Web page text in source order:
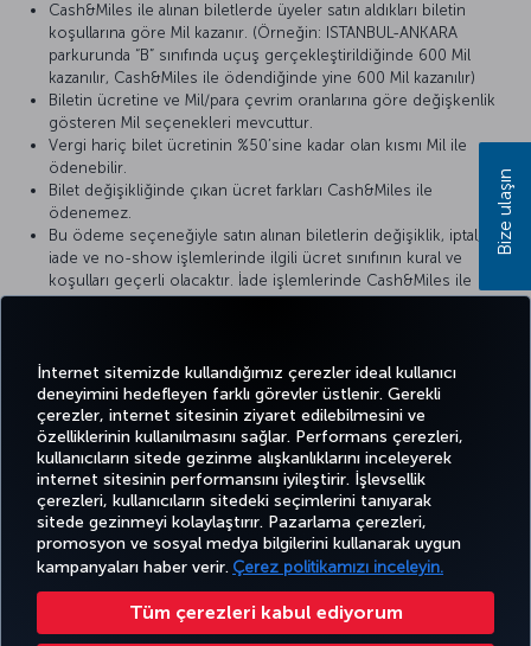
İnternet sitemizde kullandığımız çerezler ideal kullanıcı
deneyimini hedefleyen farklı görevler üstlenir. Gerekli
çerezler, internet sitesinin ziyaret edilebilmesini ve
özelliklerinin kullanılmasını sağlar. Performans çerezleri,
kullanıcıların sitede gezinme alışkanlıklarını inceleyerek
internet sitesinin performansını iyileştirir. İşlevsellik
çerezleri, kullanıcıların sitedeki seçimlerini tanıyarak
sitede gezinmeyi kolaylaştırır. Pazarlama çerezleri,
promosyon ve sosyal medya bilgilerini kullanarak uygun
kampanyaları haber verir. Çerez politikamızı inceleyin.
Tüm çerezleri kabul ediyorum
Cash&Miles ile alınan biletlerde üyeler satın aldıkları biletin
koşullarına göre Mil kazanır. (Örneğin: ISTANBUL-ANKARA
parkurunda “B” sınıfında uçuş gerçekleştirildiğinde 600 Mil
kazanılır, Cash&Miles ile ödendiğinde yine 600 Mil kazanılır)
Biletin ücretine ve Mil/para çevrim oranlarına göre değişkenlik
gösteren Mil seçenekleri mevcuttur.
Vergi hariç bilet ücretinin %50’sine kadar olan kısmı Mil ile
ödenebilir.
Bilet değişikliğinde çıkan ücret farkları Cash&Miles ile
ödenemez.
Bu ödeme seçeneğiyle satın alınan biletlerin değişiklik, iptal,
iade ve no-show işlemlerinde ilgili ücret sınıfının kural ve
koşulları geçerli olacaktır. İade işlemlerinde Cash&Miles ile
TwitterFacebook
Instagram
YoutubeLinkedIn
TiktokBlogPinterest
BİLET
AL VE
YÖNET
DENEYİM
FIRSATLAR
VE UÇUŞ
NOKTALARI
POPÜLER
UÇUŞLAR
YARDIM
AIRLINES
HOLIDAYS
Bilgi Toplumu Hizmetleri Erişilebilirlik Gizlilik ve Çerez Politikası Yasal Uyarı Yolcu Hakları
Bize ulaşın